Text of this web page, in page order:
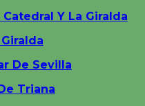
Y La Giralda
De Sevilla
Triana